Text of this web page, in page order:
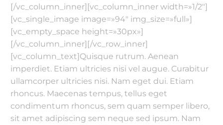
[/vc_column_inner][vc_column_inner width=»1/2″]
[vc_single_image image=»94″ img_size=»full»]
[vc_empty_space height=»30px»]
[/vc_column_inner][/vc_row_inner]
[vc_column_text]Quisque rutrum. Aenean
imperdiet. Etiam ultricies nisi vel augue. Curabitur
ullamcorper ultricies nisi. Nam eget dui. Etiam
rhoncus. Maecenas tempus, tellus eget
condimentum rhoncus, sem quam semper libero,
sit amet adipiscing sem neque sed ipsum. Nam